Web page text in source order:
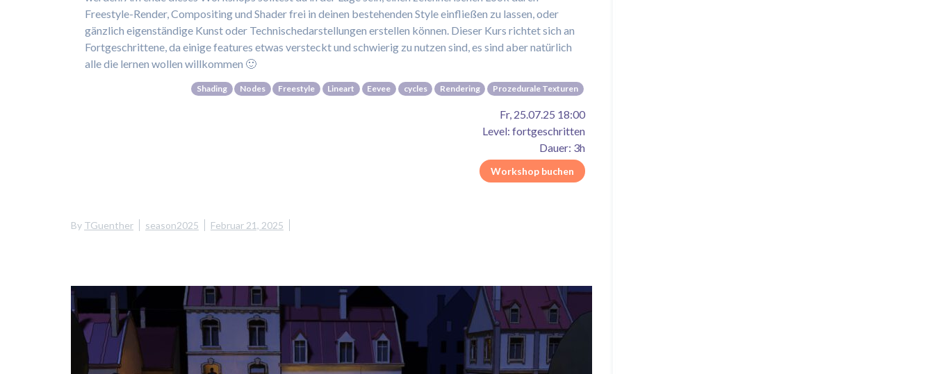
Freestyle-Render, Compositing und Shader frei in deinen bestehenden Style einfließen zu lassen, oder
gänzlich eigenständige Kunst oder Technischedarstellungen erstellen können. Dieser Kurs richtet sich an
Fortgeschrittene, da einige features etwas versteckt und schwierig zu nutzen sind, es sind aber natürlich
alle die lernen wollen willkommen 🙂
Shading Nodes Freestyle Lineart Eevee cycles Rendering Prozedurale Texturen
Fr, 25.07.25 18:00
Level: fortgeschritten
Dauer: 3h
Workshop buchen
By TGuenther season2025 Februar 21, 2025